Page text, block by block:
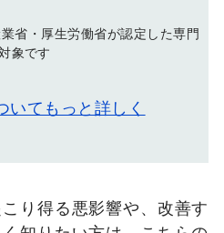
省・厚生労働省が認定した専門
象です
てもっと詳しく
り得る悪影響や、改善す